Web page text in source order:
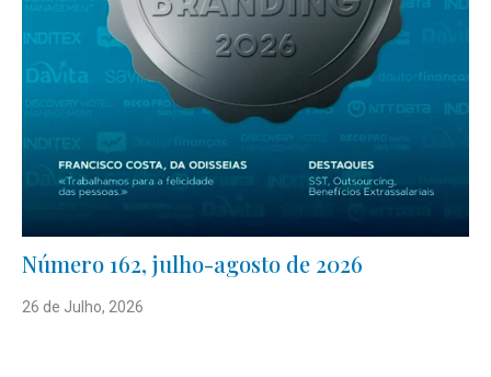
Número 162, julho-agosto de 2026
26 de Julho, 2026